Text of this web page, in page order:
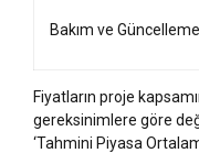
Bakım ve Güncelleme
Fiyatların proje
gereksinimlere göre
‘Tahmini Piyasa